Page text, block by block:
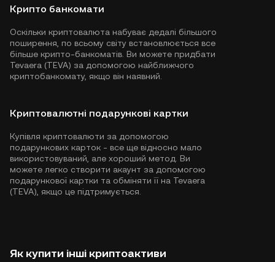
Крипто банкомати
Оскільки криптовалюта набуває дедалі більшого
поширення, по всьому світу встановлюється все
більше крипто-банкоматів. Ви можете придбати
Tevaera (TEVA) за допомогою найближчого
криптобанкомату, якщо він наявний.
Криптовалютні подарункові картки
Купівля криптовалюти за допомогою
подарункових карток - все ще відносно мало
використовуваний, але хороший метод. Ви
можете легко створити акаунт за допомогою
подарункової картки та обміняти її на Tevaera
(TEVA), якщо це підтримується.
Як купити інші криптоактиви